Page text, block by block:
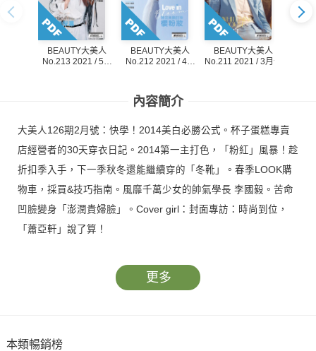
BEAUTY大美人
No.213 2021 / 5月
BEAUTY大美人
No.212 2021 / 4月
BEAUTY大美人
No.211 2021 / 3月號
內容簡介
大美人126期2月號：快學！2014美白必勝公式。杯子蛋糕專賣
店經營者的30天穿衣日記。2014第一主打色，「粉紅」風暴！趁
折扣季入手，下一季秋冬還能繼續穿的「冬靴」。春季LOOK購
物車，採買&技巧指南。風靡千萬少女的帥氣學長 李國毅。苦命
凹臉變身「澎潤貴婦臉」。Cover girl：封面專訪：時尚到位，
「蕭亞軒」說了算！
更多
本類暢銷榜